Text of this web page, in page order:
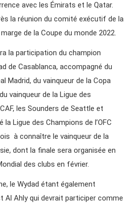
avec les Émirats et le Qatar.
la réunion du comité exécutif de la
de la Coupe du monde 2022.
la participation du champion
de Casablanca, accompagné du
Madrid, du vainqueur de la Copa
vainqueur de la Ligue des
les Sounders de Seattle et
la Ligue des Champions de l’OFC
à connaître le vainqueur de la
dont la finale sera organisée en
des clubs en février.
le Wydad étant également
Al Ahly qui devrait participer comme